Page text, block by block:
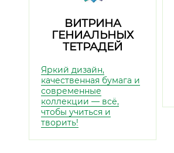
ВИТРИНА
ГЕНИАЛЬНЫХ
ТЕТРАДЕЙ
Яркий дизайн,
качественная бумага и
современные
коллекции — всё,
чтобы учиться и
творить!